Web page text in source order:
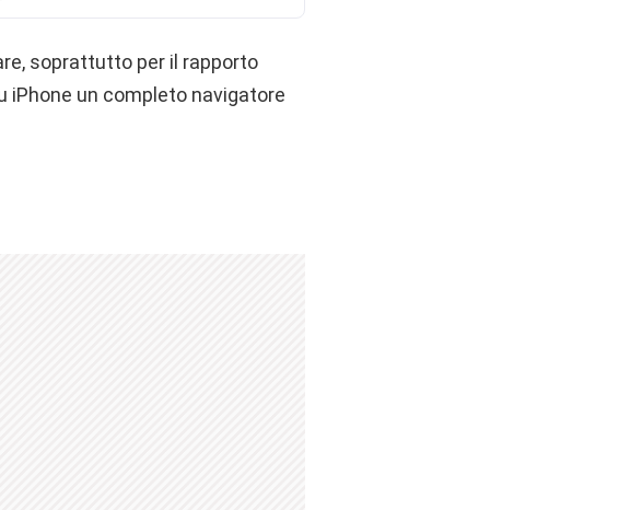
soprattutto per il rapporto
iPhone un completo navigatore